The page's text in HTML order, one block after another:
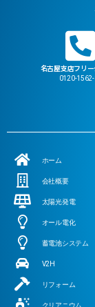
名古屋支店フリ
0120-
ホーム
会社概要
太陽光発電
オール電化
蓄電池システム
V2H
リフォーム
クリアニウム